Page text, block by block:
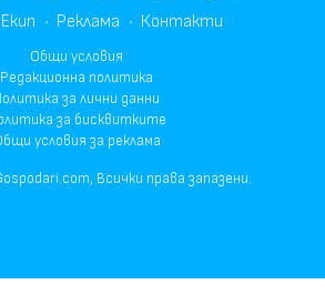
Екип Реклама Контакти
Общи условия
Редакционна политика
за лични данни
за бисквитките
условия за реклама
Всички права запазени.